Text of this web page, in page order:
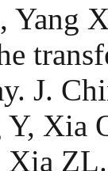
J.
Y,
Xia